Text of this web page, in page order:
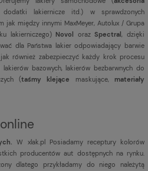
lakiernicze itd.) w sprawdzonych
jak między innymi MaxMeyer, Autolux / Grupa
lakierniczego) Novol orazSpectral, dzięki
dla Państwa lakier odpowiadający barwie
również zabezpieczyć każdy krok procesu
bazowych, lakierów bezbarwnych do
(taśmy klejące maskujące,materiały
W xlak.pl Posiadamy receptury kolorów
producentów aut dostępnych na rynku.
dlatego przykładamy do niego należytą